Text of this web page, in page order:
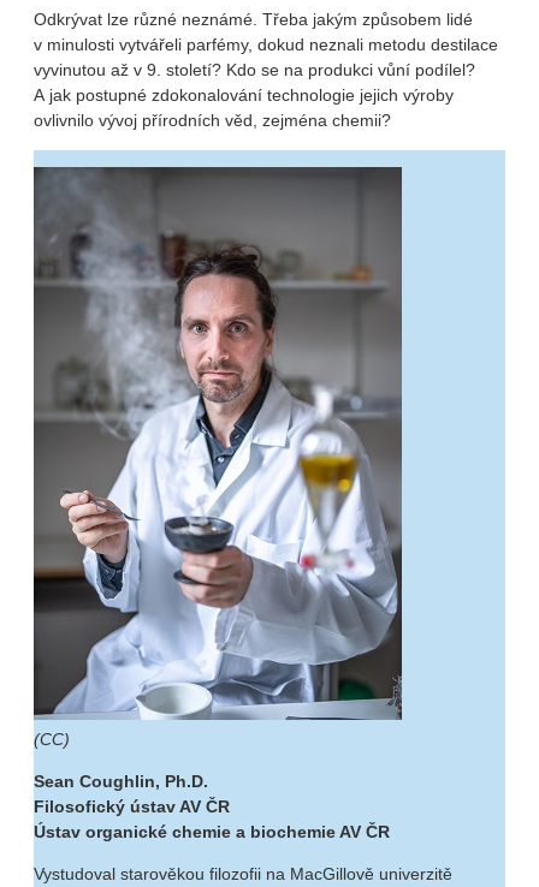
Odkrývat lze různé neznámé. Třeba jakým způsobem lidé
v minulosti vytvářeli parfémy, dokud neznali metodu destilace
vyvinutou až v 9. století? Kdo se na produkci vůní podílel?
A jak postupné zdokonalování technologie jejich výroby
ovlivnilo vývoj přírodních věd, zejména chemii?
(CC)
Sean Coughlin, Ph.D.
Filosofický ústav AV ČR
Ústav organické chemie a biochemie AV ČR
Vystudoval starověkou filozofii na MacGillově univerzitě